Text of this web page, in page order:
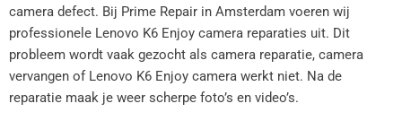
camera defect. Bij Prime Repair in Amsterdam voeren wij
professionele Lenovo K6 Enjoy camera reparaties uit. Dit
probleem wordt vaak gezocht als camera reparatie, camera
vervangen of Lenovo K6 Enjoy camera werkt niet. Na de
reparatie maak je weer scherpe foto’s en video’s.